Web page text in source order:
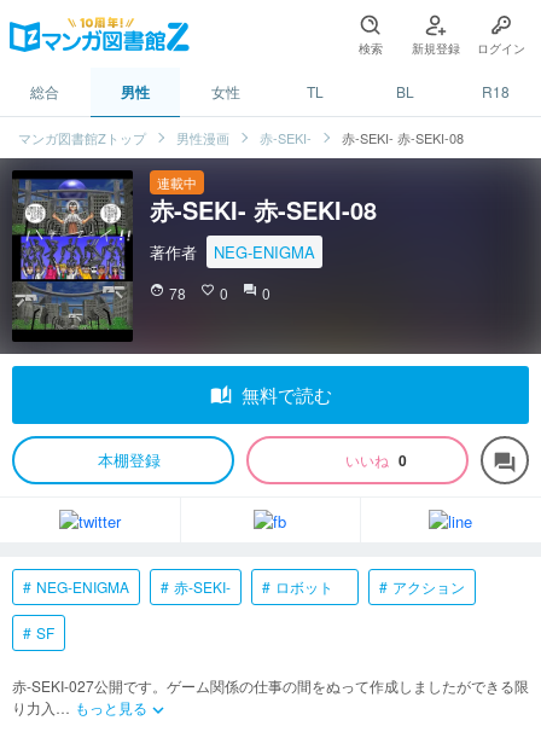
検索 新規登録 ログイン
総合 男性 女性 TL BL R18
マンガ図書館Zトップ 男性漫画 赤-SEKI- 赤-SEKI- 赤-SEKI-08
連載中
赤-SEKI- 赤-SEKI-08
著作者 NEG-ENIGMA
face 78 favorite_border 0 question_answer 0
auto_stories 無料で読む
本棚登録 いいね 0 forum
NEG-ENIGMA 赤-SEKI- ロボット アクション
SF
赤-SEKI-027公開です。ゲーム関係の仕事の間をぬって作成しましたができる限
り力入 … もっと見る keyboard_arrow_down